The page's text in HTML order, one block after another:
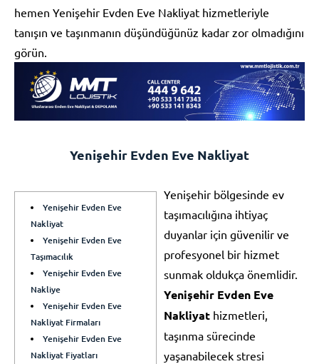
hemen Yenişehir Evden Eve Nakliyat hizmetleriyle
tanışın ve taşınmanın düşündüğünüz kadar zor olmadığını
görün.
Yenişehir Evden Eve Nakliyat
Yenişehir Evden Eve
Nakliyat
Yenişehir Evden Eve
Taşımacılık
Yenişehir Evden Eve
Nakliye
Yenişehir Evden Eve
Nakliyat Firmaları
Yenişehir Evden Eve
Nakliyat Fiyatları
Yenişehir bölgesinde ev
taşımacılığına ihtiyaç
duyanlar için güvenilir ve
profesyonel bir hizmet
sunmak oldukça önemlidir.
Yenişehir Evden Eve
Nakliyat hizmetleri,
taşınma sürecinde
yaşanabilecek stresi